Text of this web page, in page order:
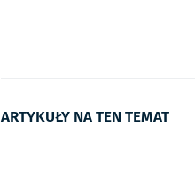
ARTYKUŁY NA TEN TEMAT